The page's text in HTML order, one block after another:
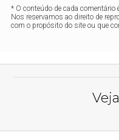
* O conteúdo de cada comentário
Nos reservamos ao direito de
com o propósito do site ou que